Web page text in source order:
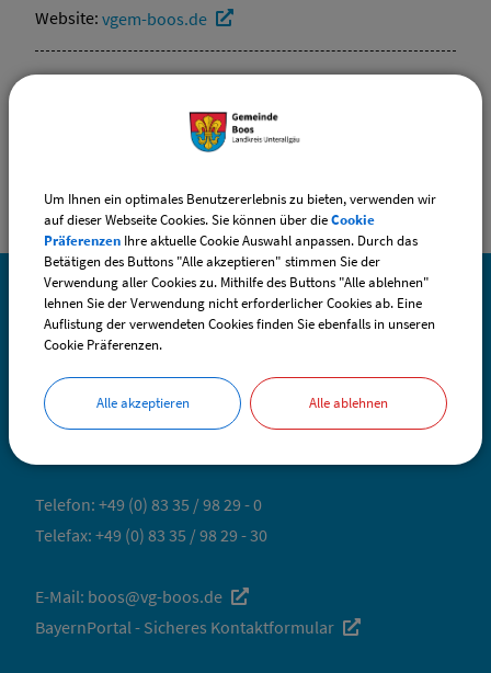
Website: vgem-boos.de
SO ERREICHEN SIE UNS
Gemeinde Boos
Fuggerstraße 3
Telefon: +49 (0) 83 35 / 98 29 - 0
Telefax: +49 (0) 83 35 / 98 29 - 30
E-Mail: boos@vg-boos.de
BayernPortal - Sicheres Kontaktformular
Um Ihnen ein optimales Benutzererlebnis zu bieten, verwenden wir
auf dieser Webseite Cookies. Sie können über dieCookie
Präferenzen Ihre aktuelle Cookie Auswahl anpassen. Durch das
Betätigen des Buttons "Alle akzeptieren" stimmen Sie der
Verwendung aller Cookies zu. Mithilfe des Buttons "Alle ablehnen"
lehnen Sie der Verwendung nicht erforderlicher Cookies ab. Eine
Auflistung der verwendeten Cookies finden Sie ebenfalls in unseren
Cookie Präferenzen.
Alle akzeptieren Alle ablehnen